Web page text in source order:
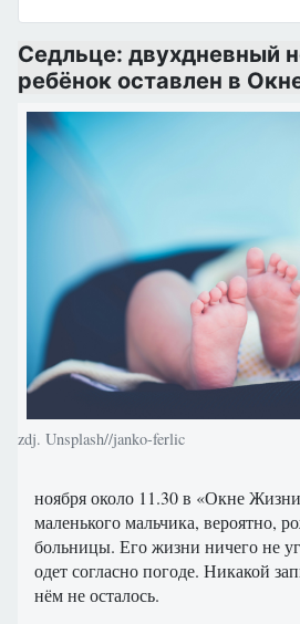
Седльце: двухдневный
ребёнок оставлен в
zdj. Unsplash//janko-ferlic
ноября около 11.30 в «Окне
маленького мальчика, вероятно,
больницы. Его жизни ничего не
одет согласно погоде. Никакой
нём не осталось.